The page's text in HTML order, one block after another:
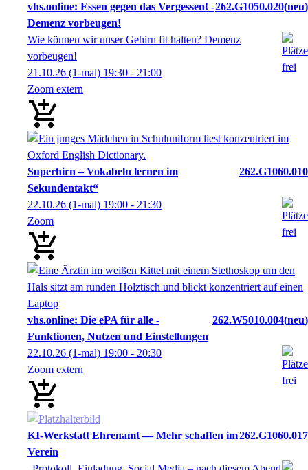
vhs.online: Essen gegen das Vergessen! -
Demenz vorbeugen!
262.G1050.020 neu
Wie können wir unser Gehirn fit halten? Demenz
vorbeugen!
21.10.26 (1-mal) 19:30 - 21:00
Zoom extern
Superhirn – Vokabeln lernen im
Sekundentakt“
262.G1060.010
22.10.26 (1-mal) 19:00 - 21:30
Zoom
vhs.online: Die ePA für alle -
Funktionen, Nutzen und Einstellungen
262.W5010.004 neu
22.10.26 (1-mal) 19:00 - 20:30
Zoom extern
KI-Werkstatt Ehrenamt — Mehr schaffen im
Verein
262.G1060.017